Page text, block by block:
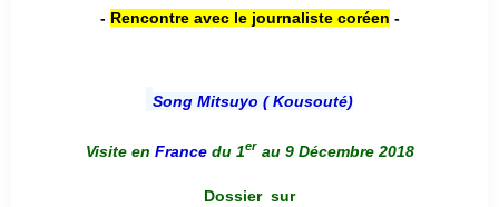
- Rencontre avec le journaliste coréen -
Song Mitsuyo ( Kousouté)
Visite en France du 1er au 9 Décembre 2018
Dossier sur